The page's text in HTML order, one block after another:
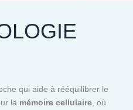
qui aide à rééquilibrer le
la mémoire cellulaire, où